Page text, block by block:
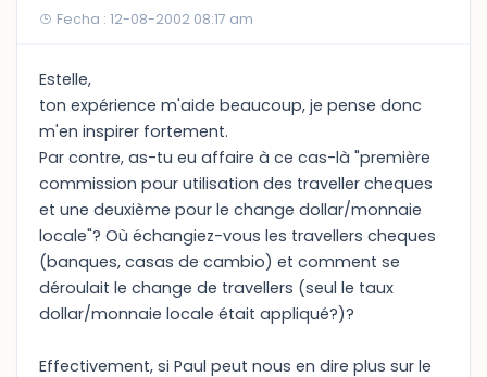
Fecha : 12-08-2002 08:17 am
Estelle,
ton expérience m'aide beaucoup, je pense donc
m'en inspirer fortement.
Par contre, as-tu eu affaire à ce cas-là "première
commission pour utilisation des traveller cheques
et une deuxième pour le change dollar/monnaie
locale"? Où échangiez-vous les travellers cheques
(banques, casas de cambio) et comment se
déroulait le change de travellers (seul le taux
dollar/monnaie locale était appliqué?)?
Effectivement, si Paul peut nous en dire plus sur le